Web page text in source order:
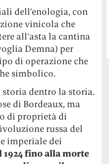
dell’enologia, con
vinicola che
all’asta la cantina
Demna) per
di operazione che
simbolico.
storia dentro la storia.
di Bordeaux, ma
di proprietà di
russa del
imperiale dei
fino alla morte